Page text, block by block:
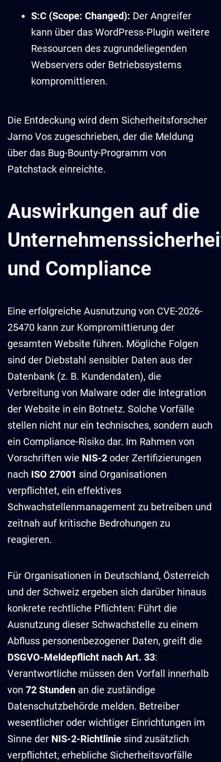
S:C (Scope: Changed): Der Angreifer
kann über das WordPress-Plugin weitere
Ressourcen des zugrundeliegenden
Webservers oder Betriebssystems
kompromittieren.
Die Entdeckung wird dem Sicherheitsforscher
Jarno Vos zugeschrieben, der die Meldung
über das Bug-Bounty-Programm von
Patchstack einreichte.
Auswirkungen auf die
und Compliance
Eine erfolgreiche Ausnutzung von CVE-2026-
25470 kann zur Kompromittierung der
gesamten Website führen. Mögliche Folgen
sind der Diebstahl sensibler Daten aus der
Datenbank (z. B. Kundendaten), die
Verbreitung von Malware oder die Integration
der Website in ein Botnetz. Solche Vorfälle
stellen nicht nur ein technisches, sondern auch
ein Compliance-Risiko dar. Im Rahmen von
Vorschriften wie NIS-2 oder Zertifizierungen
nach ISO 27001 sind Organisationen
verpflichtet, ein effektives
Schwachstellenmanagement zu betreiben und
zeitnah auf kritische Bedrohungen zu
reagieren.
Für Organisationen in Deutschland, Österreich
und der Schweiz ergeben sich darüber hinaus
konkrete rechtliche Pflichten: Führt die
Ausnutzung dieser Schwachstelle zu einem
Abfluss personenbezogener Daten, greift die
DSGVO-Meldepflicht nach Art. 33:
Verantwortliche müssen den Vorfall innerhalb
von 72 Stunden an die zuständige
Datenschutzbehörde melden. Betreiber
wesentlicher oder wichtiger Einrichtungen im
Sinne der NIS-2-Richtlinie sind zusätzlich
verpflichtet, erhebliche Sicherheitsvorfälle